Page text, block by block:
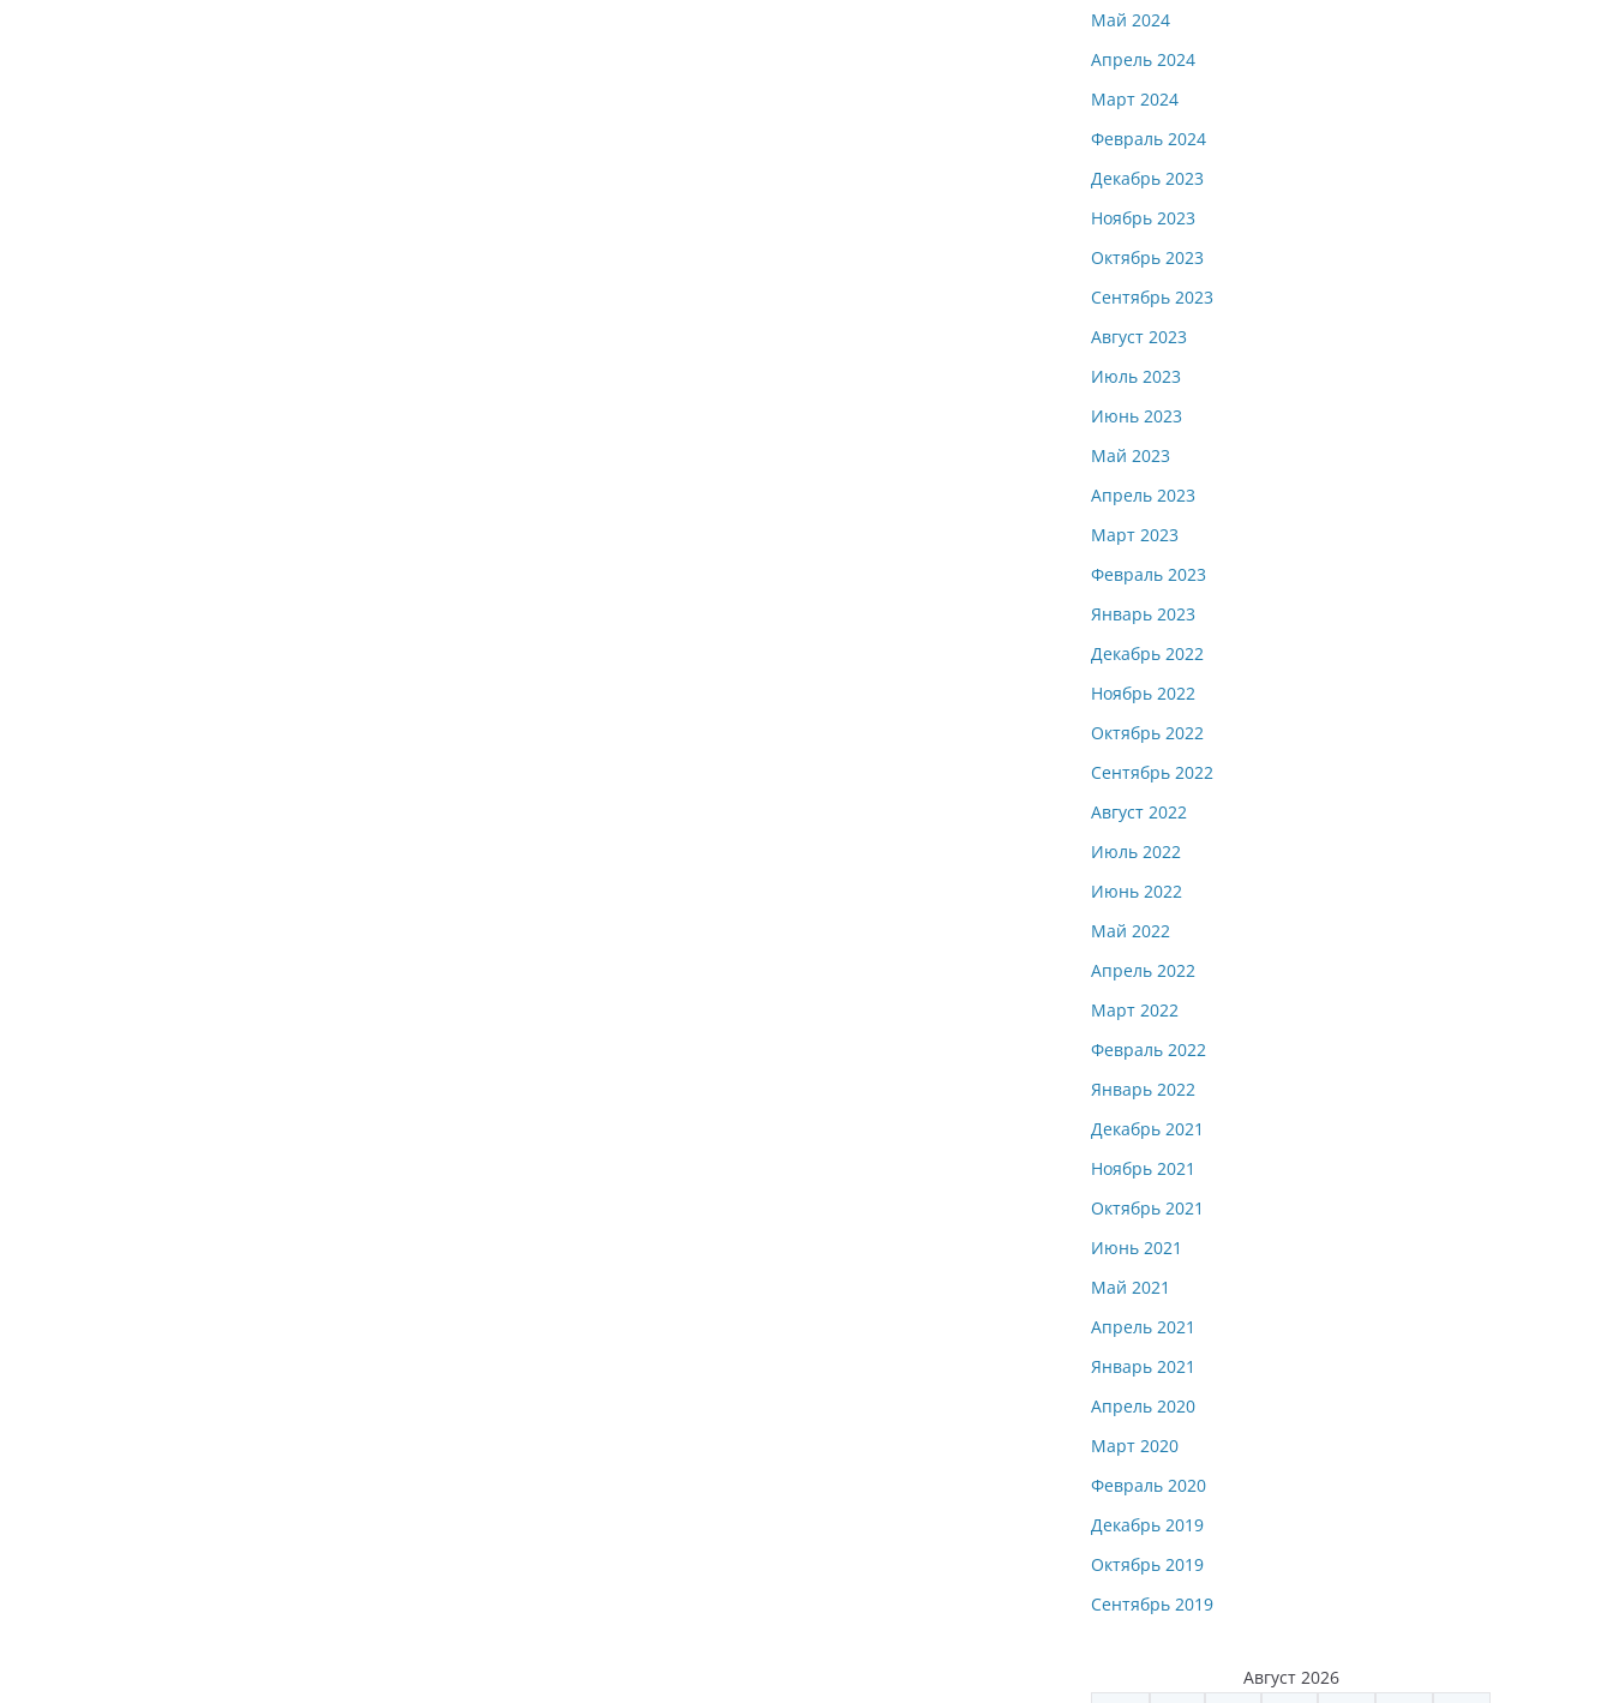
Май 2024
Апрель 2024
Март 2024
Февраль 2024
Декабрь 2023
Ноябрь 2023
Октябрь 2023
Сентябрь 2023
Август 2023
Июль 2023
Июнь 2023
Май 2023
Апрель 2023
Март 2023
Февраль 2023
Январь 2023
Декабрь 2022
Ноябрь 2022
Октябрь 2022
Сентябрь 2022
Август 2022
Июль 2022
Июнь 2022
Май 2022
Апрель 2022
Март 2022
Февраль 2022
Январь 2022
Декабрь 2021
Ноябрь 2021
Октябрь 2021
Июнь 2021
Май 2021
Апрель 2021
Январь 2021
Апрель 2020
Март 2020
Февраль 2020
Декабрь 2019
Октябрь 2019
Сентябрь 2019
Август 2026